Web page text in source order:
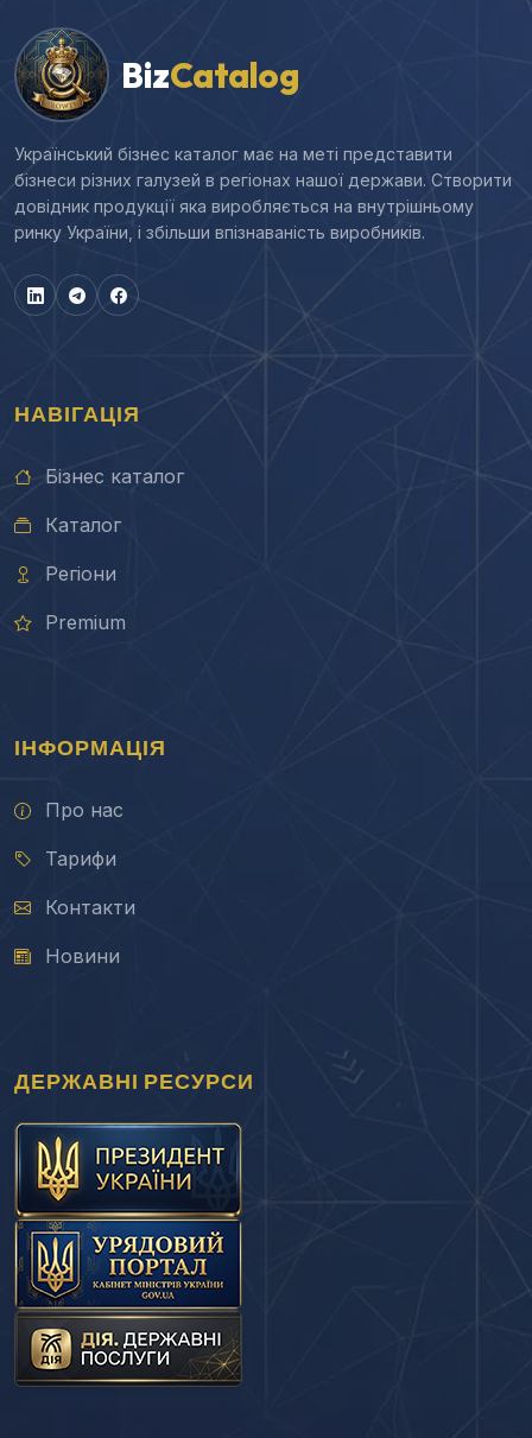
BizCatalog
Український бізнес каталог має на меті представити
бізнеси різних галузей в регіонах нашої держави. Створити
довідник продукції яка виробляється на внутрішньому
ринку України, і збільши впізнаваність виробників.
НАВІГАЦІЯ
Бізнес каталог
Каталог
Регіони
Premium
ІНФОРМАЦІЯ
Про нас
Тарифи
Контакти
Новини
ДЕРЖАВНІ РЕСУРСИ